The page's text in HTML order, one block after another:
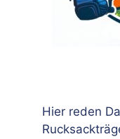
Hier reden